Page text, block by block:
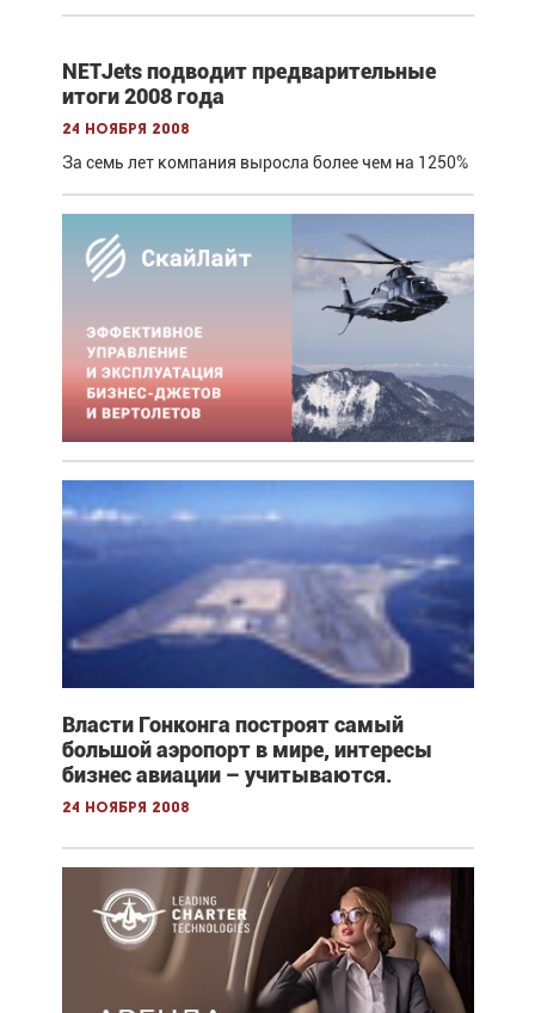
NETJets подводит предварительные
итоги 2008 года
24 ноября 2008
За семь лет компания выросла более чем на 1250%
Власти Гонконга построят самый
большой аэропорт в мире, интересы
бизнес авиации – учитываются.
24 ноября 2008